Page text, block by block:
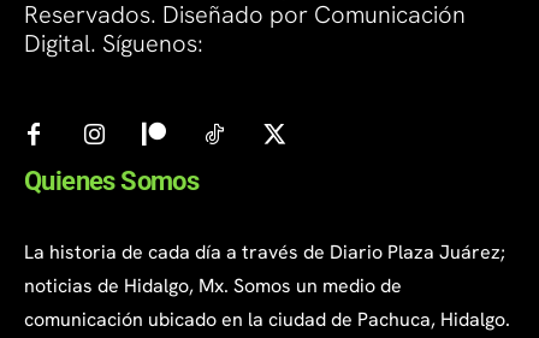
Reservados. Diseñado por Comunicación
Digital. Síguenos:
Quienes Somos
La historia de cada día a través de Diario Plaza Juárez;
noticias de Hidalgo, Mx. Somos un medio de
comunicación ubicado en la ciudad de Pachuca, Hidalgo.